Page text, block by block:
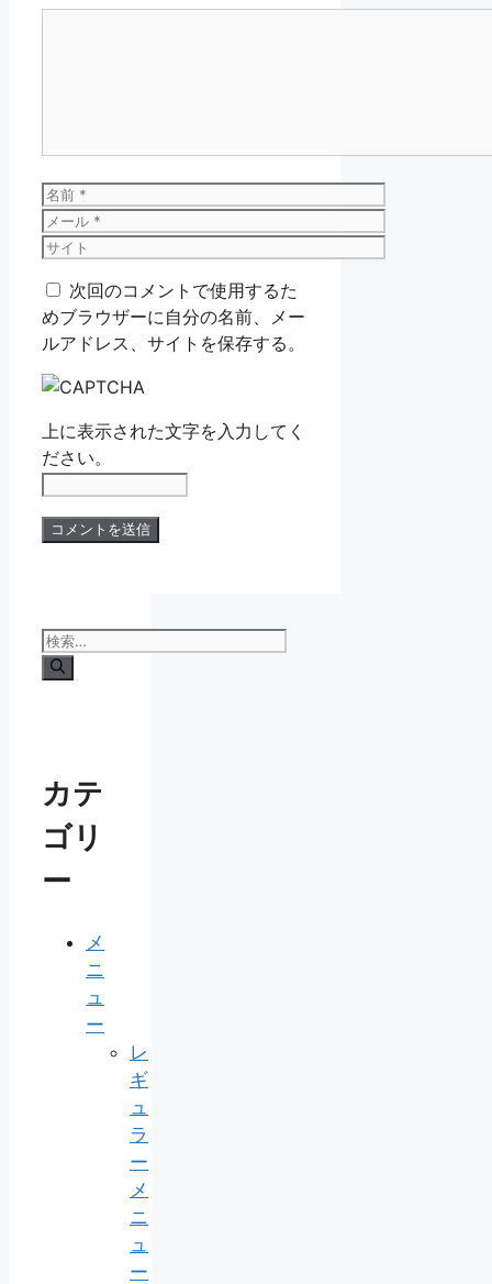
名
前
メ
ー
サ
ト 次回のコメントで使用するた
めブラウザーに自分の名前、メー
ルアドレス、サイトを保存する。
上に表示された文字を入力してく
ださい。
検
索:
カテ
ゴリ
ー
メ
ニ
ュ
ー
レ
ギ
ュ
ラ
ー
メ
ニ
ュ
ー